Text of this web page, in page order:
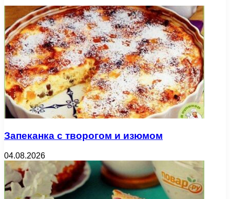
Запеканка с творогом и изюмом
04.08.2026